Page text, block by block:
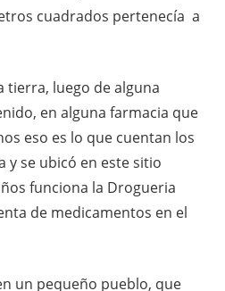
cuadrados pertenecía a
tierra, luego de alguna
en alguna farmacia que
eso es lo que cuentan los
y se ubicó en este sitio
funciona la Drogueria
de medicamentos en el
un pequeño pueblo, que